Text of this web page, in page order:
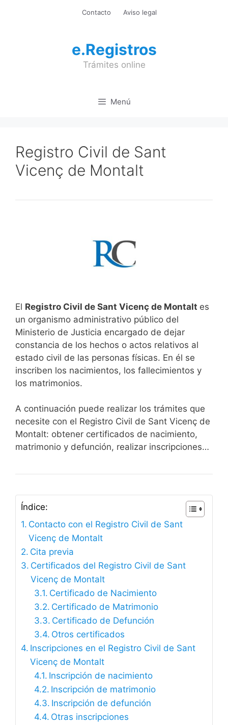
Contacto Aviso legal
e.Registros
Trámites online
Menú
Registro Civil de Sant
Vicenç de Montalt
El Registro Civil de Sant Vicenç de Montalt es
un organismo administrativo público del
Ministerio de Justicia encargado de dejar
constancia de los hechos o actos relativos al
estado civil de las personas físicas. En él se
inscriben los nacimientos, los fallecimientos y
los matrimonios.
A continuación puede realizar los trámites que
necesite con el Registro Civil de Sant Vicenç de
Montalt: obtener certificados de nacimiento,
matrimonio y defunción, realizar inscripciones…
Índice:
Contacto con el Registro Civil de Sant
Vicenç de Montalt
Cita previa
Certificados del Registro Civil de Sant
Vicenç de Montalt
Certificado de Nacimiento
Certificado de Matrimonio
Certificado de Defunción
Otros certificados
Inscripciones en el Registro Civil de Sant
Vicenç de Montalt
Inscripción de nacimiento
Inscripción de matrimonio
Inscripción de defunción
Otras inscripciones